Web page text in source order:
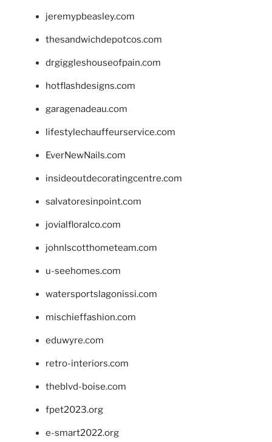
jeremypbeasley.com
thesandwichdepotcos.com
drgiggleshouseofpain.com
hotflashdesigns.com
garagenadeau.com
lifestylechauffeurservice.com
EverNewNails.com
insideoutdecoratingcentre.com
salvatoresinpoint.com
jovialfloralco.com
johnlscotthometeam.com
u-seehomes.com
watersportslagonissi.com
mischieffashion.com
eduwyre.com
retro-interiors.com
theblvd-boise.com
fpet2023.org
e-smart2022.org